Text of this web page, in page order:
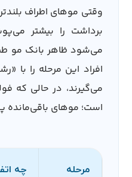
وقتی موهای اطراف
برداشت را بیشتر
می‌شود ظاهر بانک مو
افراد این مرحله را با
می‌گیرند، در حالی که
است؛ موهای باقی‌مانده
مرحله
چه